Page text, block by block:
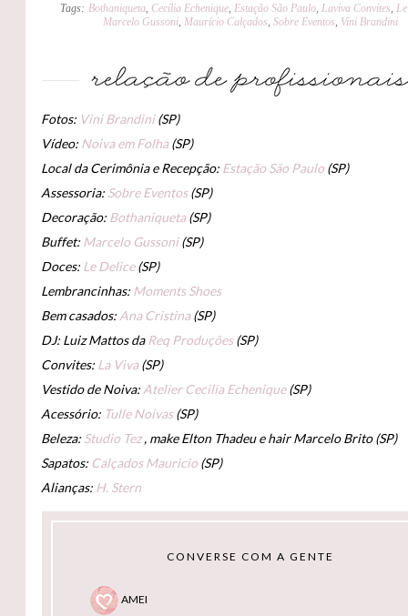
Tags: Bothaniqueta Cecília Echenique Estação São Paulo Laviva Convites
Marcelo Gussoni Maurício Calçados Sobre Eventos Vini Brandini
Fotos: Vini Brandini(SP)
Vídeo: Noiva em Folha(SP)
Local da Cerimônia e Recepção: Estação São Paulo (SP)
Assessoria: Sobre Eventos(SP)
Decoração: Bothaniqueta(SP)
Buffet: Marcelo Gussoni(SP)
Doces: Le Delice(SP)
Lembrancinhas: Moments Shoes
Bem casados: Ana Cristina(SP)
DJ: Luiz Mattos da Req Produções(SP)
Convites: La Viva(SP)
Vestido de Noiva: Atelier Cecilia Echenique(SP)
Acessório: Tulle Noivas(SP)
Beleza: Studio Tez, make Elton Thadeu e hair Marcelo Brito (SP)
Sapatos: Calçados Mauricio (SP)
Alianças: H. Stern
CONVERSE COM A GENTE
AMEI